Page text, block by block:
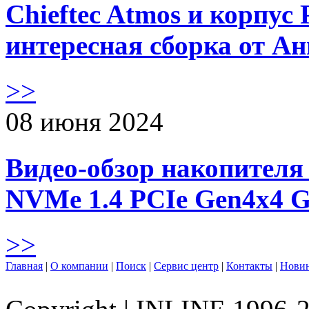
Chieftec Atmos и корпус
интересная сборка от
>>
08 июня 2024
Видео-обзор
NVMe 1.4 PCIe Gen4х4
>>
Главная | О компании | Поиск | Сервис центр | Контакты |